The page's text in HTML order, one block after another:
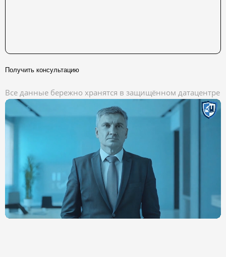
Получить консультацию
Все данные бережно хранятся в защищённом датацентре